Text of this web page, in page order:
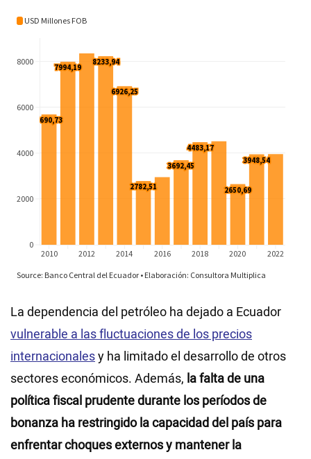
La dependencia del petróleo ha dejado a Ecuador
vulnerable a las fluctuaciones de los precios
internacionalesy ha limitado el desarrollo de otros
sectores económicos. Además, la falta de una
política fiscal prudente durante los períodos de
bonanza ha restringido la capacidad del país para
enfrentar choques externos y mantener la